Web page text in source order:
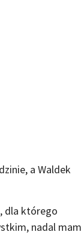
a Waldek
dla którego
nadal mam